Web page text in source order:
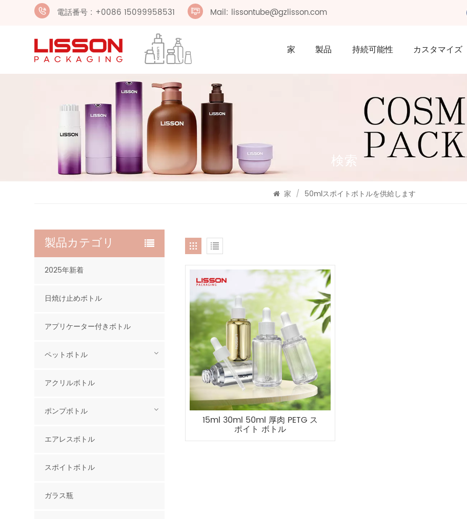
電話番号 : +0086 15099958531 Mail: lissontube@gzlisson.com
家 製品 持続可能性 カスタマイズ
検索
家 / 50mlスポイトボトルを供給します
15ml 30ml 50ml 厚肉 PETG ス
ポイト ボトル
製品カテゴリ
2025年新着
日焼け止めボトル
アプリケーター付きボトル
ペットボトル
アクリルボトル
ポンプボトル
エアレスボトル
スポイトボトル
ガラス瓶